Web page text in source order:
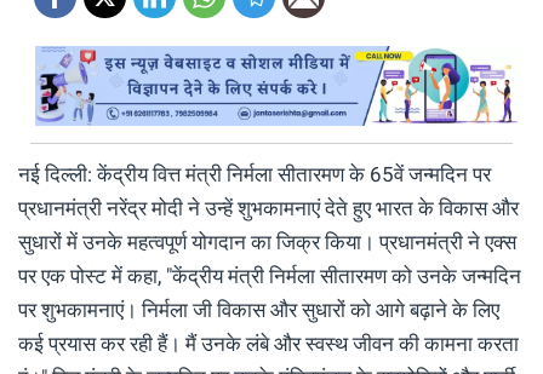
नई दिल्ली: केंद्रीय वित्त मंत्री निर्मला सीतारमण के 65वें जन्मदिन पर
प्रधानमंत्री नरेंद्र मोदी ने उन्‍हें शुभकामनाएं देते हुए भारत के विकास और
सुधारों में उनके महत्वपूर्ण योगदान का जिक्र किया। प्रधानमंत्री ने एक्स
पर एक पोस्ट में कहा, "केंद्रीय मंत्री निर्मला सीतारमण को उनके जन्मदिन
पर शुभकामनाएं। निर्मला जी विकास और सुधारों को आगे बढ़ाने के लिए
कई प्रयास कर रही हैं। मैं उनके लंबे और स्वस्थ जीवन की कामना करता